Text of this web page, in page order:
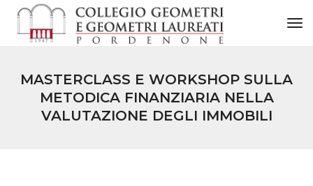
MASTERCLASS E WORKSHOP SULLA
METODICA FINANZIARIA NELLA
VALUTAZIONE DEGLI IMMOBILI